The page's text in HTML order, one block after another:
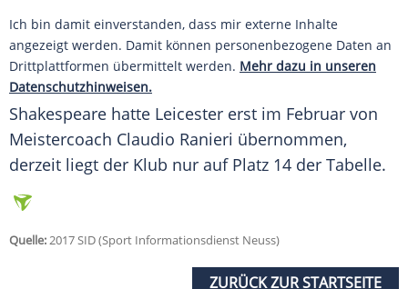
Ich bin damit einverstanden, dass mir externe Inhalte
angezeigt werden. Damit können personenbezogene Daten an
Drittplattformen übermittelt werden. Mehr dazu in unseren
Datenschutzhinweisen.
Shakespeare hatte Leicester erst im Februar von
Meistercoach Claudio Ranieri übernommen,
derzeit liegt der Klub nur auf Platz 14 der Tabelle.
Quelle:2017 SID (Sport Informationsdienst Neuss)
ZURÜCK ZUR STARTSEITE